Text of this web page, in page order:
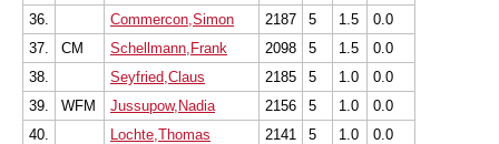
36.
Commercon,Simon 2187 5 1.5
0.0
37.
CM Schellmann,Frank 2098 5 1.5
0.0
38.
Seyfried,Claus 2185 5 1.0
0.0
39.
WFM Jussupow,Nadia 2156 5 1.0
0.0
40.
Lochte,Thomas 2141 5 1.0
0.0